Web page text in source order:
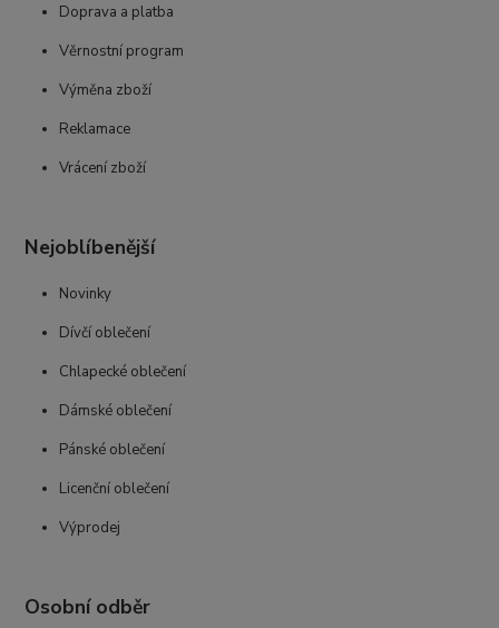
Doprava a platba
Věrnostní program
Výměna zboží
Reklamace
Vrácení zboží
Nejoblíbenější
Novinky
Dívčí oblečení
Chlapecké oblečení
Dámské oblečení
Pánské oblečení
Licenční oblečení
Výprodej
Osobní odběr